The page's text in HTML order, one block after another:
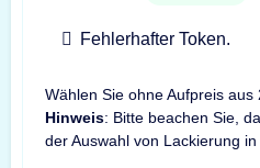
Fehlerhafter Token.
Wählen Sie ohne Aufpreis
Hinweis: Bitte beachen Sie,
der Auswahl von Lackierung